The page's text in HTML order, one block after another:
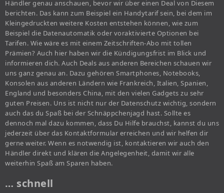
Händler genau anschauen, bevor wir über einen Deal von Diesem
berichten. Das kann zum Beispiel ein Handytarif sein, bei dem im
Kleingedruckten weitere Kosten entstehen können, wie zum
Beispiel die Datenautomatik oder voraktivierte Optionen bei
Tarifen. Wie wäre es mit einem Zeitschriften-Abo mit tollen
Prämien? Auch hier haben wir die Kündigungsfrist im Blick und
informieren dich. Auch Deals aus anderen Bereichen schauen wir
uns ganz genau an. Dazu gehören Smartphones, Notebooks,
Konsolen aus anderen Ländern wie Frankreich, Italien, Spanien,
England und besonders China, mit den vielen Gadgets zu sehr
guten Preisen. Uns ist nicht nur der Datenschutz wichtig, sondern
auch das du Spaß bei der Schnäppchenjagd hast. Sollte es
dennoch mal dazu kommen, dass Du Hilfe brauchst, kannst du uns
jederzeit über das Kontaktformular erreichen und wir helfen dir
gerne weiter. Wenn es notwendig ist, kontaktieren wir auch den
Händler direkt und klären die Angelegenheit, damit wir alle
weiterhin Spaß am Sparen haben.
… schnell